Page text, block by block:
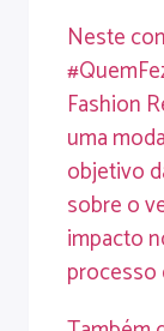
Neste
Fashion
uma
objetivo
sobre o
impacto
processo